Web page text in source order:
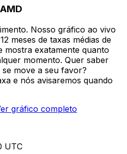
Nosso gráfico ao vivo
meses de taxas médias de
mostra exatamente quanto
momento. Quer saber
move a seu favor?
e nós avisaremos quando
gráfico completo
UTC